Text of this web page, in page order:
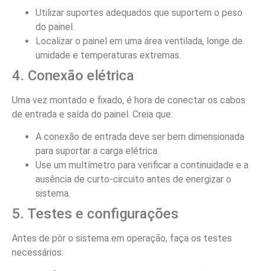
Utilizar suportes adequados que suportem o peso
do painel.
Localizar o painel em uma área ventilada, longe de
umidade e temperaturas extremas.
4. Conexão elétrica
Uma vez montado e fixado, é hora de conectar os cabos
de entrada e saída do painel. Creia que:
A conexão de entrada deve ser bem dimensionada
para suportar a carga elétrica.
Use um multímetro para verificar a continuidade e a
ausência de curto-circuito antes de energizar o
sistema.
5. Testes e configurações
Antes de pôr o sistema em operação, faça os testes
necessários: